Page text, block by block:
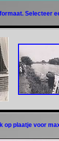
Selecteer
op plaatje voor